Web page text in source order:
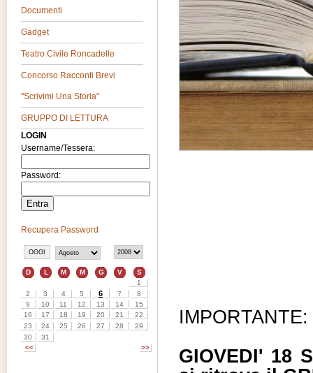
Documenti
Gadget
Teatro Civile Roncadelle
Concorso Racconti Brevi
"Scrivimi Una Storia"
GRUPPO DI LETTURA
LOGIN
Username/Tessera:
Password:
Recupera Password
IMPORTANTE:
GIOVEDI' 18